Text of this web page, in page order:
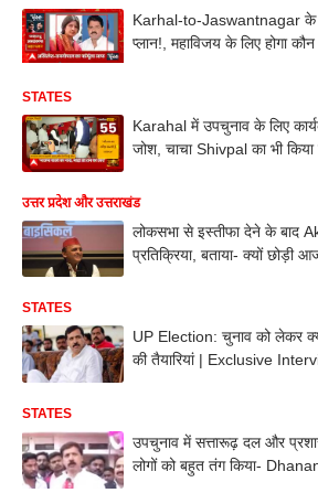
Karhal-to-Jaswantnagar के
प्लान!, महाविजय के लिए होगा कौन
STATES
Karahal में उपचुनाव के लिए
जोश, चाचा Shivpal का भी
उत्तर प्रदेश और उत्तराखंड
लोकसभा से इस्तीफा देने के बाद
प्रतिक्रिया, बताया- क्यों छोड़ी
STATES
UP Election: चुनाव को लेकर
की तैयारियां | Exclusive
STATES
उपचुनाव में सत्तारूढ़ दल और
लोगों को बहुत तंग किया-